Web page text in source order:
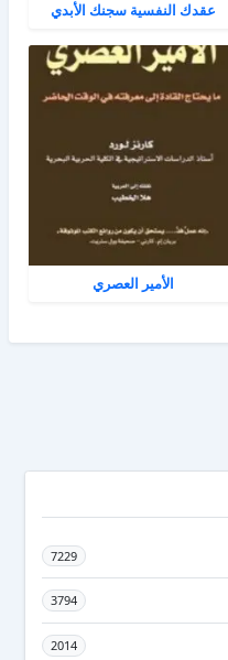
عقدك النفسية سجنك الأبدي
الأمير العصري
7229
3794
2014